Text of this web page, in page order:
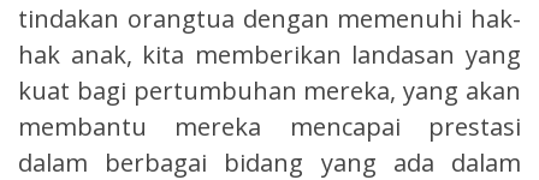
tindakan orangtua dengan memenuhi hak-
hak anak, kita memberikan landasan yang
kuat bagi pertumbuhan mereka, yang akan
membantu mereka mencapai prestasi
dalam berbagai bidang yang ada dalam